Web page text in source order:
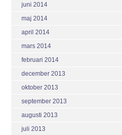
juni 2014
maj 2014
april 2014
mars 2014
februari 2014
december 2013
oktober 2013
september 2013
augusti 2013
juli 2013